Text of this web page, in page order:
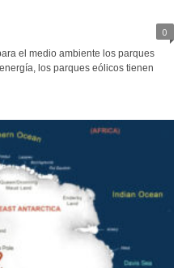
0
el medio ambiente los parques
los parques eólicos tienen